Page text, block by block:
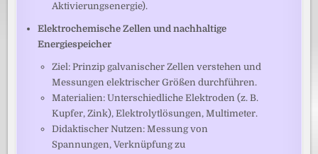
Aktivierungsenergie).
Elektrochemische Zellen und nachhaltige
Energiespeicher
Ziel: Prinzip galvanischer Zellen verstehen und
Messungen elektrischer Größen durchführen.
Materialien: Unterschiedliche Elektroden (z. B.
Kupfer, Zink), Elektrolytlösungen, Multimeter.
Didaktischer Nutzen: Messung von
Spannungen, Verknüpfung zu